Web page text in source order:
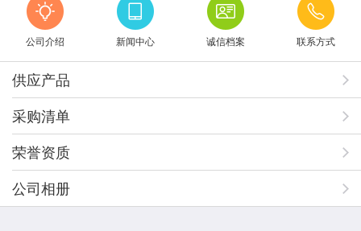
公司介绍 新闻中心 诚信档案 联系方式
供应产品
采购清单
荣誉资质
公司相册